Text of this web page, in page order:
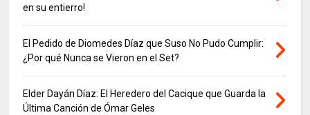
en su entierro!
El Pedido de Diomedes Díaz que Suso No Pudo Cumplir:
¿Por qué Nunca se Vieron en el Set?
Elder Dayán Díaz: El Heredero del Cacique que Guarda la
Última Canción de Ómar Geles